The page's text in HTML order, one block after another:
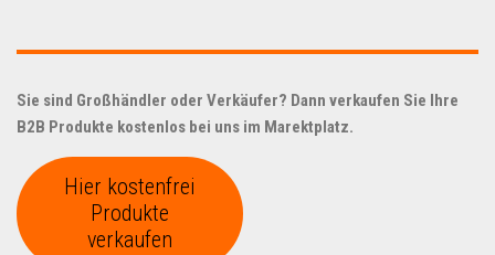
Sie sind Großhändler oder Verkäufer? Dann verkaufen Sie Ihre
B2B Produkte kostenlos bei uns im Marektplatz.
Hier kostenfrei
Produkte
verkaufen